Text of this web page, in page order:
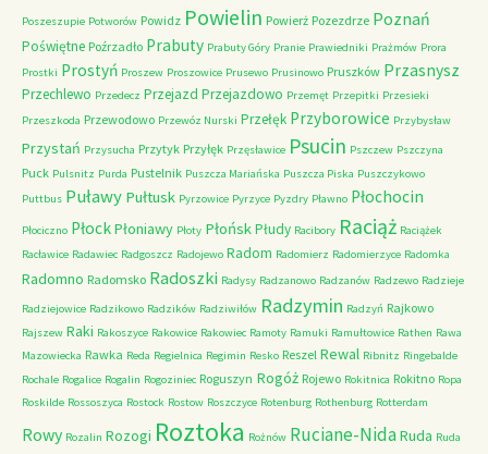
Poszeszupie Potworów Powidz Powielin Powierż Pozezdrze Poznań
Poświętne Poźrzadło Prabuty Prabuty Góry Pranie Prawiedniki Prażmów Prora
Prostki Prostyń Proszew Proszowice Prusewo Prusinowo Pruszków Przasnysz
Przechlewo Przedecz Przejazd Przejazdowo Przemęt Przepitki Przesieki
Przeszkoda Przewodowo Przewóz Nurski Przełęk Przyborowice Przybysław
Przystań Przysucha Przytyk Przyłęk Przęsławice Psucin Pszczew Pszczyna
Puck Pulsnitz Purda Pustelnik Puszcza Mariańska Puszcza Piska Puszczykowo
Puttbus Puławy Pułtusk Pyrzowice Pyrzyce Pyzdry Pławno Płochocin
Płociczno PłockPłoniawy Płoty PłońskPłudy Racibory Raciąż Raciążek
Racławice Radawiec Radgoszcz Radojewo Radom Radomierz Radomierzyce Radomka
Radomno Radomsko Radoszki Radysy Radzanowo Radzanów Radzewo Radzieje
Radziejowice Radzikowo Radzików Radziwiłów Radzymin Radzyń Rajkowo
Rajszew Raki Rakoszyce Rakowice Rakowiec Ramoty Ramuki Ramułtowice Rathen Rawa
Mazowiecka Rawka Reda Regielnica Regimin Resko Reszel Rewal Ribnitz Ringebalde
Rochale Rogalice Rogalin Rogoziniec Roguszyn Rogóż Rojewo Rokitnica Rokitno Ropa
Roskilde Rossoszyca Rostock Rostow Roszczyce Rotenburg Rothenburg Rotterdam
Rowy Rozalin Rozogi Roztoka Rożnów Ruciane-NidaRuda Ruda